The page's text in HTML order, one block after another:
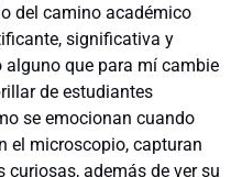
del camino académico
significativa y
alguno que para mí cambie
de estudiantes
se emocionan cuando
el microscopio, capturan
además de ver su